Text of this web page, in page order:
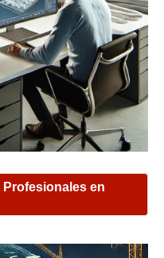
en